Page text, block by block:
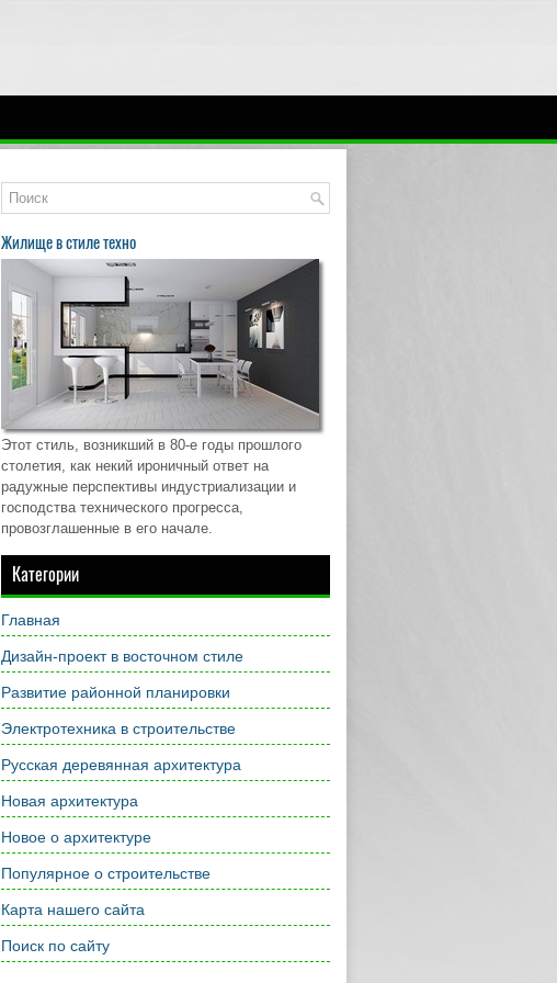
Жилище в стиле техно
Этот стиль, возникший в 80-е годы прошлого
столетия, как некий ироничный ответ на
радужные перспективы индустриализации и
господства технического прогресса,
провозглашенные в его начале.
Категории
Главная
Дизайн-проект в восточном стиле
Развитие районной планировки
Электротехника в строительстве
Русская деревянная архитектура
Новая архитектура
Новое о архитектуре
Популярное о строительстве
Карта нашего сайта
Поиск по сайту